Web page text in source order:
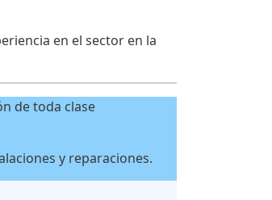
en el sector en la
de toda clase
y reparaciones.